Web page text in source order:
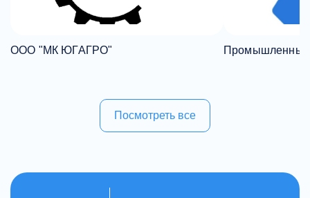
ООО "МК ЮГАГРО" Промышленный
Посмотреть все